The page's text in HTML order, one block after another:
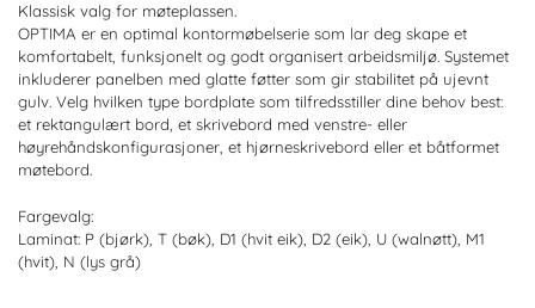
Klassisk valg for møteplassen.
OPTIMA er en optimal kontormøbelserie som lar deg skape et
komfortabelt, funksjonelt og godt organisert arbeidsmiljø. Systemet
inkluderer panelben med glatte føtter som gir stabilitet på ujevnt
gulv. Velg hvilken type bordplate som tilfredsstiller dine behov best:
et rektangulært bord, et skrivebord med venstre- eller
høyrehåndskonfigurasjoner, et hjørneskrivebord eller et båtformet
møtebord.
Fargevalg:
Laminat: P (bjørk), T (bøk), D1 (hvit eik), D2 (eik), U (walnøtt), M1
(hvit), N (lys grå)